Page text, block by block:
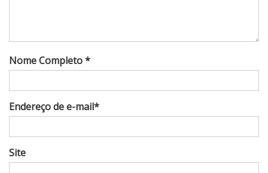
Nome Completo *
Endereço de e-mail*
Site